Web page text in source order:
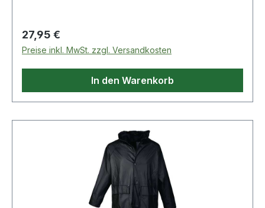
Regulärer Preis:
27,95 €
Preise inkl. MwSt. zzgl. Versandkosten
In den Warenkorb